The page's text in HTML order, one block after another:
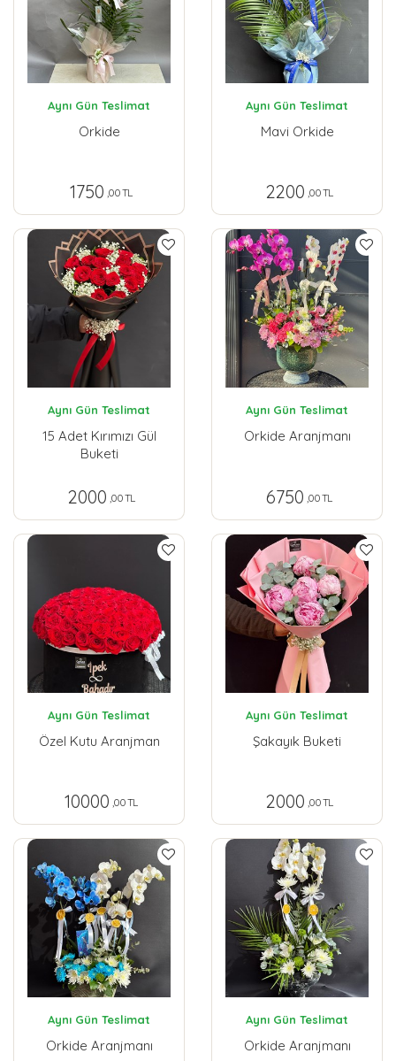
Aynı Gün Teslimat
Orkide
1750 ,00 TL
Aynı Gün Teslimat
Mavi Orkide
2200 ,00 TL
Aynı Gün Teslimat
15 Adet Kırımızı Gül
Buketi
2000 ,00 TL
Aynı Gün Teslimat
Orkide Aranjmanı
6750 ,00 TL
Aynı Gün Teslimat
Özel Kutu Aranjman
10000 ,00 TL
Aynı Gün Teslimat
Şakayık Buketi
2000 ,00 TL
Aynı Gün Teslimat
Orkide Aranjmanı
Aynı Gün Teslimat
Orkide Aranjmanı